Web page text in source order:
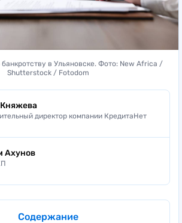
в Ульяновске. Фото: New Africa /
Shutterstock / Fotodom
директор компании КредитаНет
Ахунов
Содержание